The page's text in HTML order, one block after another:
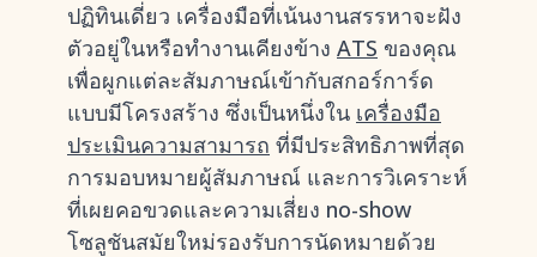
ปฏิทินเดี่ยว เครื่องมือที่เน้นงานสรรหาจะฝัง
ตัวอยู่ในหรือทำงานเคียงข้าง ATS ของคุณ
เพื่อผูกแต่ละสัมภาษณ์เข้ากับสกอร์การ์ด
แบบมีโครงสร้าง ซึ่งเป็นหนึ่งใน เครื่องมือ
ประเมินความสามารถ ที่มีประสิทธิภาพที่สุด
การมอบหมายผู้สัมภาษณ์ และการวิเคราะห์
ที่เผยคอขวดและความเสี่ยง no-show
โซลูชันสมัยใหม่รองรับการนัดหมายด้วย